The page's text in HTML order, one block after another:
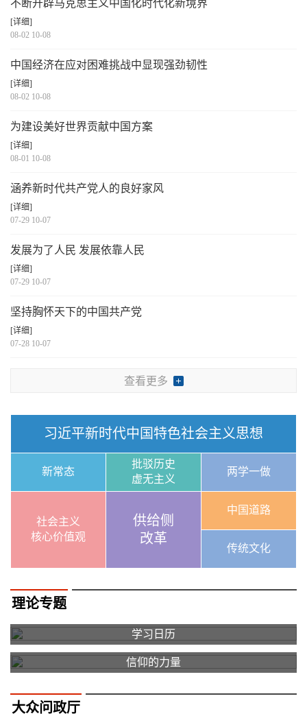
不断开辟马克思主义中国化时代化新境界
[详细]
08-02 10-08
中国经济在应对困难挑战中显现强劲韧性
[详细]
08-02 10-08
为建设美好世界贡献中国方案
[详细]
08-01 10-08
涵养新时代共产党人的良好家风
[详细]
07-29 10-07
发展为了人民 发展依靠人民
[详细]
07-29 10-07
坚持胸怀天下的中国共产党
[详细]
07-28 10-07
查看更多
习近平新时代中国特色社会主义思想
新常态
批驳历史
虚无主义
两学一做
社会主义
核心价值观
供给侧
改革
中国道路
传统文化
理论专题
学习日历
信仰的力量
大众问政厅